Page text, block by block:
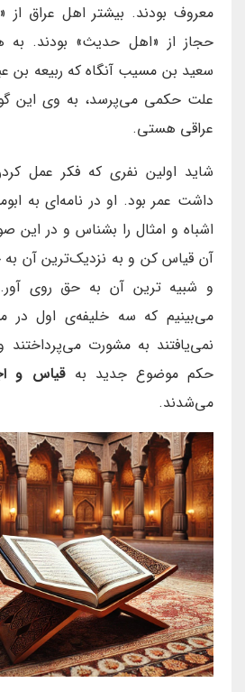
معروف بودند. بیشتر اهل عراق از
حجاز از «اهل حدیث» بودند.
سعید بن مسیب آنگاه که ربیعه بن
علت حکمی می‌پرسد، به وی این
عراقی هستی.
شاید اولین نفری که فکر عمل
داشت عمر بود. او در نامه‌ای به
اشباه و امثال را بشناس و در این
آن قیاس کن و به نزدیک‌ترین آن به
و شبیه ترین آن به حق روی آور.
می‌بینیم که سه خلیفه‌ی اول
نمی‌یافتند به مشورت
حکم موضوع جدید بهقیاس و
می‌شدند.